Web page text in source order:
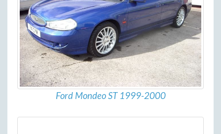
Ford Mondeo ST 1999-2000